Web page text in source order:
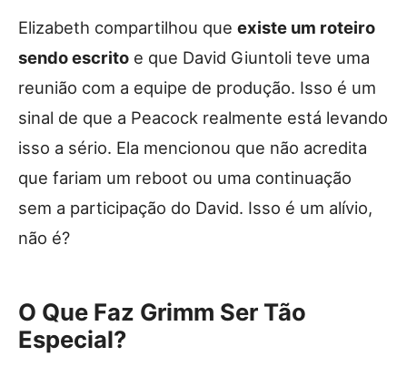
Elizabeth compartilhou que existe um roteiro
sendo escrito e que David Giuntoli teve uma
reunião com a equipe de produção. Isso é um
sinal de que a Peacock realmente está levando
isso a sério. Ela mencionou que não acredita
que fariam um reboot ou uma continuação
sem a participação do David. Isso é um alívio,
não é?
O Que Faz Grimm Ser Tão
Especial?